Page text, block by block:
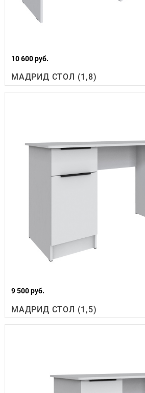
10 600 руб.
МАДРИД СТОЛ (1,8)
9 500 руб.
МАДРИД СТОЛ (1,5)